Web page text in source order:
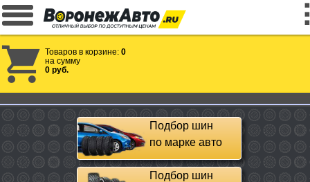
Товаров в корзине: 0
на сумму
0 руб.
Подбор шин
по марке авто
Подбор шин